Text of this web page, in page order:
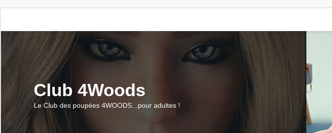
Club 4Woods
Le Club des poupées 4WOODS...pour adultes !